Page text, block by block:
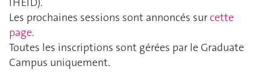
Les prochaines sessions sont annoncés surcette
page.
Toutes les inscriptions sont gérées par le Graduate
Campus uniquement.